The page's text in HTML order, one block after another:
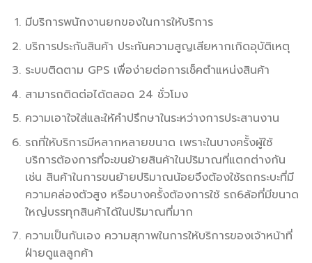
มีบริการพนักงานยกของในการให้บริการ
บริการประกันสินค้า ประกันความสูญเสียหากเกิดอุบัติเหตุ
ระบบติดตาม GPS เพื่อง่ายต่อการเช็คตำแหน่งสินค้า
สามารถติดต่อได้ตลอด 24 ชั่วโมง
ความเอาใจใส่และให้คำปรึกษาในระหว่างการประสานงาน
รถที่ให้บริการมีหลากหลายขนาด เพราะในบางครั้งผู้ใช้
บริการต้องการที่จะขนย้ายสินค้าในปริมาณที่แตกต่างกัน
เช่น สินค้าในการขนย้ายปริมาณน้อยจึงต้องใช้รถกระบะที่มี
ความคล่องตัวสูง หรือบางครั้งต้องการใช้ รถ6ล้อที่มีขนาด
ใหญ่บรรทุกสินค้าได้ในปริมาณที่มาก
ความเป็นกันเอง ความสุภาพในการให้บริการของเจ้าหน้าที่
ฝ่ายดูแลลูกค้า